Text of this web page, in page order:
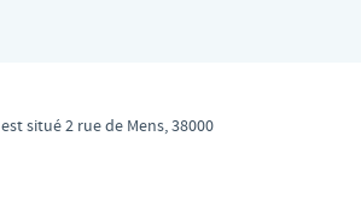
situé 2 rue de Mens, 38000